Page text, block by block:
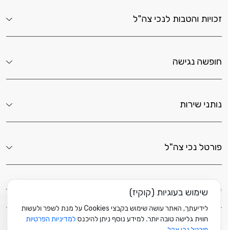
שימוש בעוגיות (קוקיז)
לידיעתך, האתר עושה שימוש בקבצי Cookies על מנת לשפר ולעשות
חווית גלישה טובה יותר. למידע נוסף ניתן להיכנס למדיניות הפרטיות
זכויות והטבות לנכי צה"ל
חופשה נגישה
נותני שירות
פורטל נכי צה"ל
לשירותך כאן